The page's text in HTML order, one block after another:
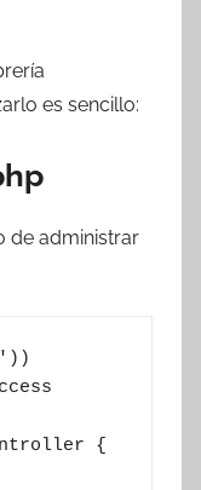
es sencillo:
de administrar
{